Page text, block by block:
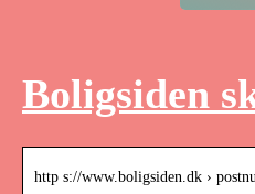
Boligsiden
http s://www.boligsiden.dk ›